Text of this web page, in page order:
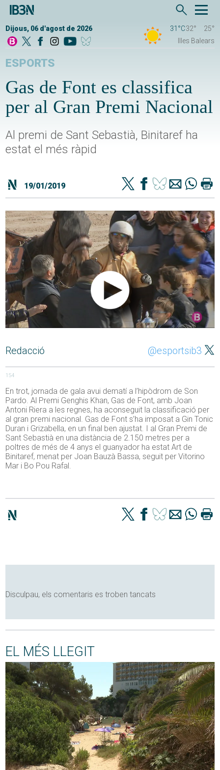
Dijous, 06 d'agost de 2026 31°C32°
25°
Illes Balears
ESPORTS
Gas de Font es classifica
per al Gran Premi Nacional
Al premi de Sant Sebastià, Binitaref ha
estat el més ràpid
19/01/2019
Redacció @esportsib3
154
En trot, jornada de gala avui dematí a l’hipòdrom de Son
Pardo. Al Premi Genghis Khan, Gas de Font, amb Joan
Antoni Riera a les regnes, ha aconseguit la classificació per
al gran premi nacional. Gas de Font s’ha imposat a Gin Tonic
Duran i Grizabella, en un final ben ajustat. I al Gran Premi de
Sant Sebastià en una distància de 2.150 metres per a
poltres de més de 4 anys el guanyador ha estat Art de
Binitaref, menat per Joan Bauzà Bassa, seguit per Vitorino
Mar i Bo Pou Rafal.
Disculpau, els comentaris es troben tancats
EL MÉS LLEGIT